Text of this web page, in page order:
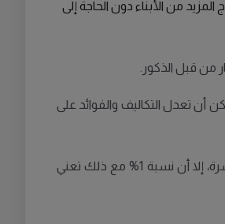
من الأبناء دون الحاجة إلى
من قبل الذكور.
أن تعدل التكاليف والفوائد على
وخلصت الدراسة إلى أن نسبة الأطفال المولودين لرجل غير الأب الرسمي لم يكونوا كثيرين كما قد يظن بشكل عام، عندما كانت وسائل منع الحمل غير منتشرة، إلا أن نسبة 1% مع ذلك تعني